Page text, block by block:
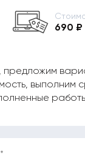
690 ₽
предложим
выполним